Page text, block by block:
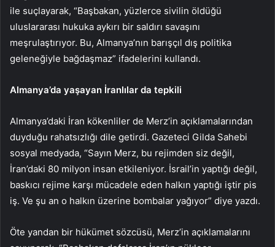
ile suçlayarak, “Başbakan, yüzlerce sivilin öldüğü
uluslararası hukuka aykırı bir saldırı savaşını
meşrulaştırıyor. Bu, Almanya’nın barışçıl dış politika
geleneğiyle bağdaşmaz” ifadelerini kullandı.
Almanya’da yaşayan İranlılar da tepkili
Almanya’daki İran kökenliler de Merz’in açıklamalarından
duyduğu rahatsızlığı dile getirdi. Gazeteci Gilda Sahebi
sosyal medyada, “Sayın Merz, bu rejimden siz değil,
İran’daki 80 milyon insan etkileniyor. İsrail’in yaptığı değil,
baskıcı rejime karşı mücadele eden halkın yaptığı iştir pis
iş. Ve şu an o halkın üzerine bombalar yağıyor” diye yazdı.
Öte yandan bir hükümet sözcüsü, Merz’in açıklamalarını